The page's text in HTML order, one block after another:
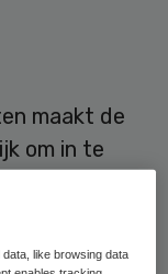
maakt de
om in te
61
hier zo over
like browsing data